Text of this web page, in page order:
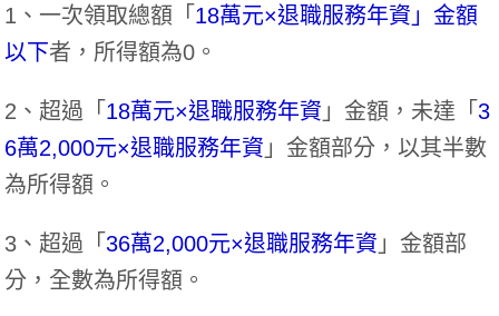
1、一次領取總額「 18萬元×退職服務年資」金額
以下者，所得額為0。
2、超過「 18萬元×退職服務年資 」金額，未達「3
6萬2,000元×退職服務年資 」金額部分，以其半數
為所得額。
3、超過「36萬2,000元×退職服務年資 」金額部
分，全數為所得額。